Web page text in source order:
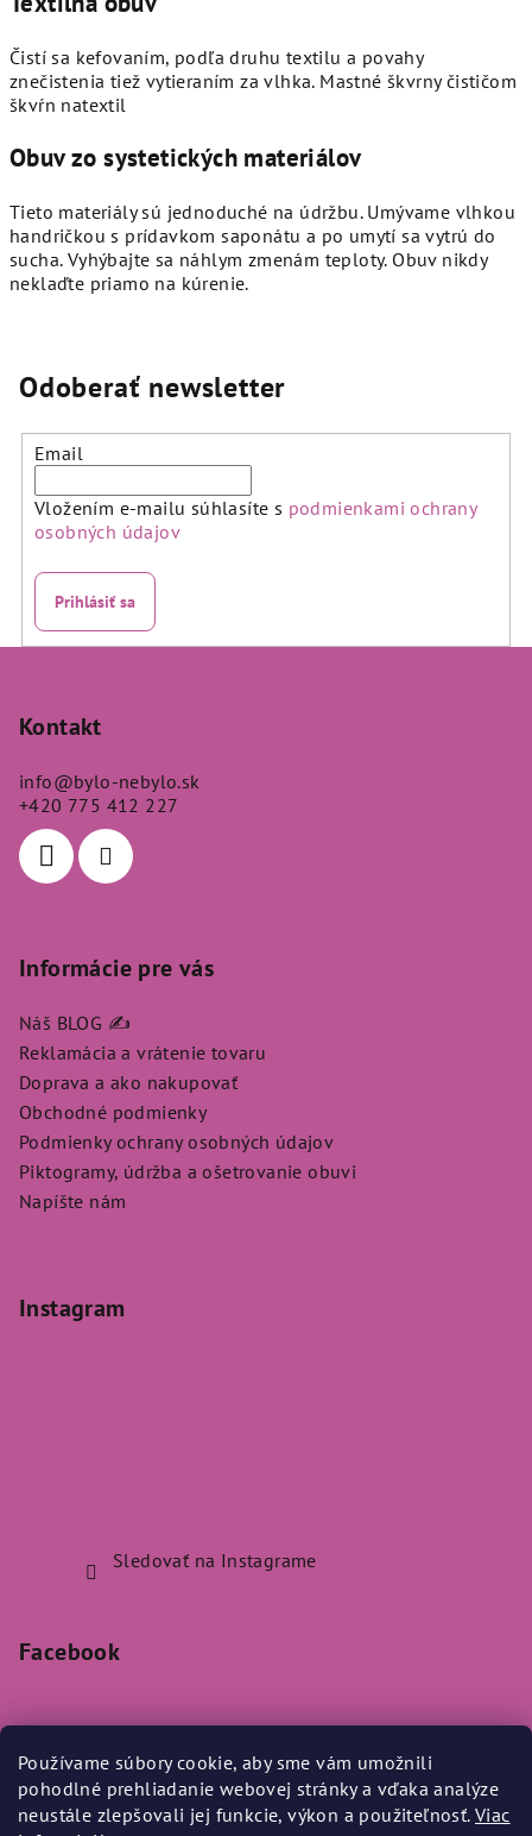
Používame súbory cookie, aby sme vám umožnili
pohodlné prehliadanie webovej stránky a vďaka analýze
neustále zlepšovali jej funkcie, výkon a použiteľnosť. Viac
Čistí sa kefovaním, podľa druhu textilu a povahy
znečistenia tiež vytieraním za vlhka. Mastné škvrny čističom
škvŕn natextil
Obuv zo systetických materiálov
Tieto materiály sú jednoduché na údržbu. Umývame vlhkou
handričkou s prídavkom saponátu a po umytí sa vytrú do
sucha. Vyhýbajte sa náhlym zmenám teploty. Obuv nikdy
neklaďte priamo na kúrenie.
Odoberať newsletter
Email
Vložením e-mailu súhlasíte s podmienkami ochrany
osobných údajov
Prihlásiť sa
Kontakt
info@bylo-nebylo.sk
+420 775 412 227
Informácie pre vás
Náš BLOG ✍️
Reklamácia a vrátenie tovaru
Doprava a ako nakupovať
Obchodné podmienky
Podmienky ochrany osobných údajov
Piktogramy, údržba a ošetrovanie obuvi
Napíšte nám
Instagram
Sledovať na Instagrame
Facebook
Prijímame online platby